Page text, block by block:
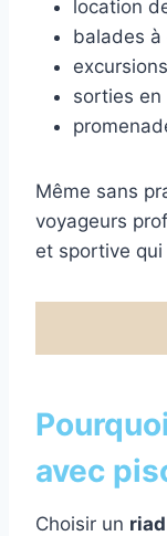
location
balades à
sorties en
Même sans
voyageurs
et sportive qui
avec
Choisir un